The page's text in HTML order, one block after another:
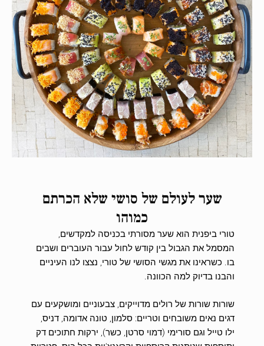
שער לעולם של סושי שלא הכרתם
כמוהו
טורי ביפנית הוא שער מסורתי בכניסה למקדשים,
המסמל את הגבול בין קודש לחול עבור העוברים ושבים
בו. כשראינו את מגשי הסושי של טורי, נצצו לנו העיניים
והבנו בדיוק למה הכוונה.
שורות שורות של רולים מדוייקים, צבעוניים ומושקעים עם
דגים נאים משובחים וטריים: סלמון, טונה אדומה, דניס,
ילו טייל וגם סורימי (דמוי סרטן, כשר), ירקות חתוכים דק